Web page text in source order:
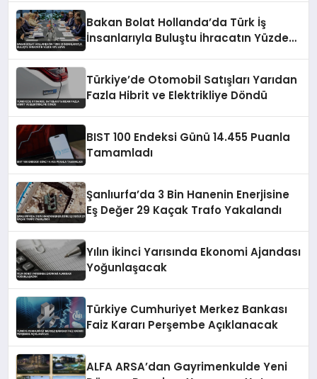
Bakan Bolat Hollanda’da Türk İş
İnsanlarıyla Buluştu İhracatın Yüzde
Türkiye’de Otomobil Satışları Yarıdan
Fazla Hibrit ve Elektrikliye Döndü
BIST 100 Endeksi Günü 14.455 Puanla
Tamamladı
Şanlıurfa’da 3 Bin Hanenin Enerjisine
Eş Değer 29 Kaçak Trafo Yakalandı
Yılın İkinci Yarısında Ekonomi Ajandası
Yoğunlaşacak
Türkiye Cumhuriyet Merkez Bankası
Faiz Kararı Perşembe Açıklanacak
ALFA ARSA’dan Gayrimenkulde Yeni